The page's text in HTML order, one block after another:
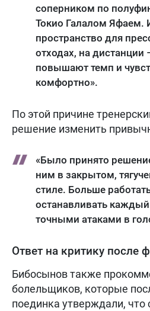
соперником по
Токио Галалом Яфаем.
пространство для
отходах, на дистанции
повышают темп и
комфортно».
По этой причине
решение изменить
«Было принято
ним в закрытом,
стиле. Больше
останавливать
точными атаками в
Ответ на критику после
Бибосынов также
болельщиков, которые
поединка утверждали, что